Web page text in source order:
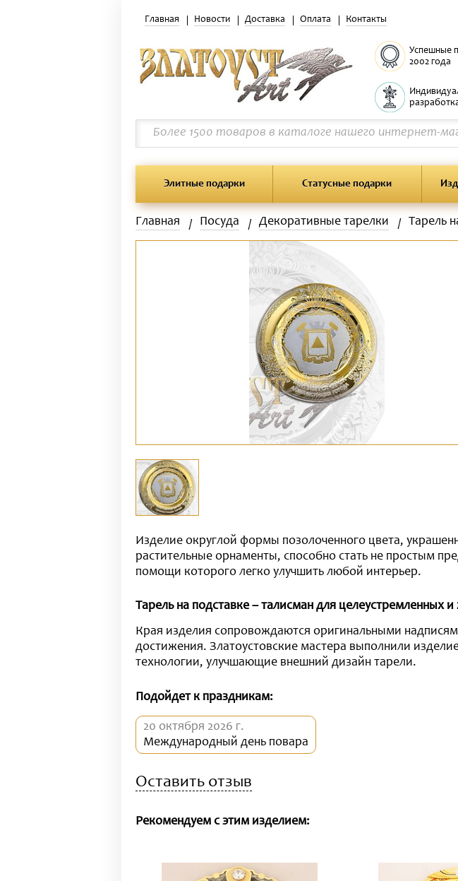
Главная Новости Доставка Оплата Контакты
Успешные
2002 года
Элитные подарки Статусные подарки
Главная Посуда Декоративные тарелки Тарель
Изделие округлой формы позолоченного цвета,
растительные орнаменты, способно стать не простым
помощи которого легко улучшить любой интерьер.
Тарель на подставке – талисман для целеустремленных
Края изделия сопровождаются оригинальными
достижения. Златоустовские мастера выполнили
технологии, улучшающие внешний дизайн тарели.
Подойдет к праздникам:
20 октября 2026 г.
Международный день повара
Оставить отзыв
Рекомендуем с этим изделием: